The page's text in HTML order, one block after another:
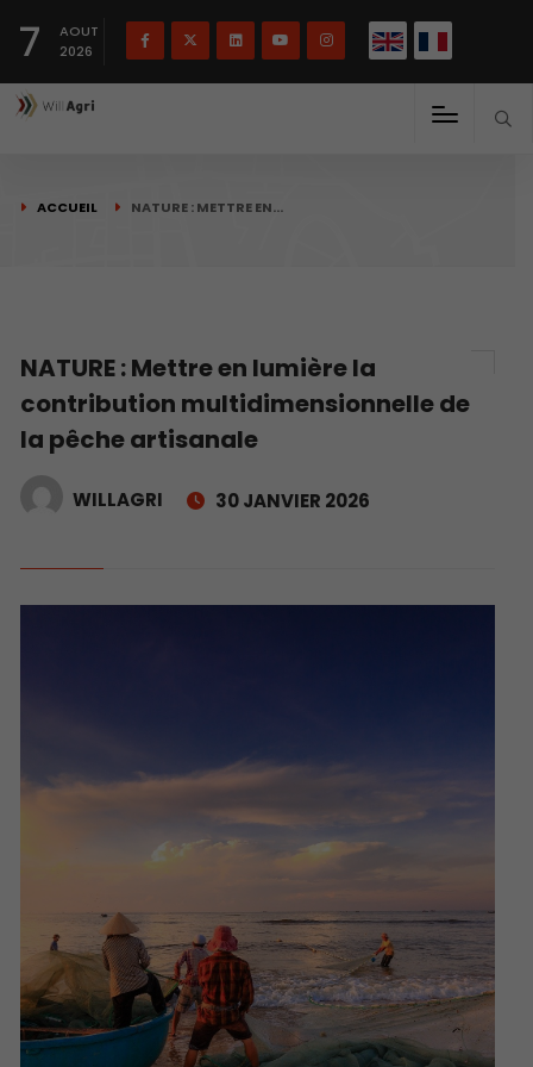
7
AOUT
2026
ACCUEIL NATURE : METTRE EN…
NATURE : Mettre en lumière la
contribution multidimensionnelle de
la pêche artisanale
WILLAGRI 30 JANVIER 2026
Français English(English)